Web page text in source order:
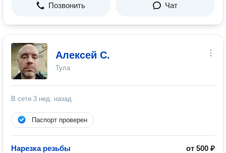
Позвонить Чат
Алексей С.
Тула
В сети 3 нед. назад
Паспорт проверен
Нарезка резьбы от 500 ₽